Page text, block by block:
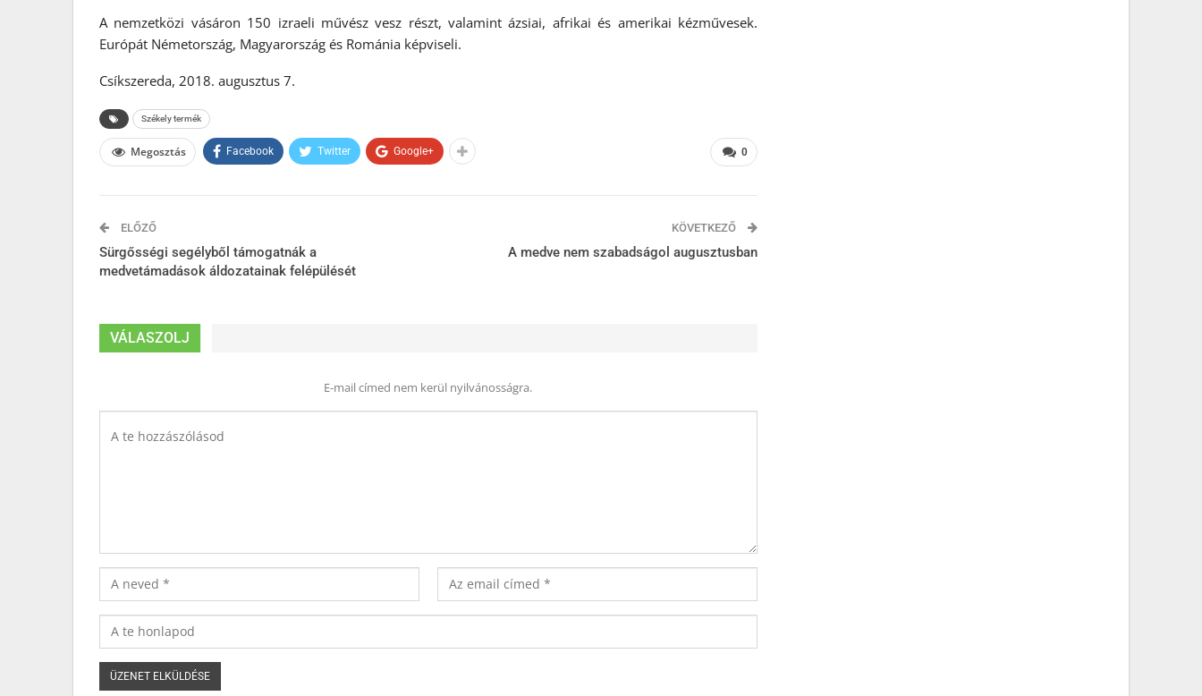
A nemzetközi vásáron 150 izraeli művész vesz részt, valamint ázsiai, afrikai és amerikai kézművesek.
Európát Németország, Magyarország és Románia képviseli.
Csíkszereda, 2018. augusztus 7.
Székely termék
0
Megosztás Facebook Twitter Google+
ELŐZŐ
Sürgősségi segélyből támogatnák a
medvetámadások áldozatainak felépülését
KÖVETKEZŐ
A medve nem szabadságol augusztusban
VÁLASZOLJ
E-mail címed nem kerül nyilvánosságra.